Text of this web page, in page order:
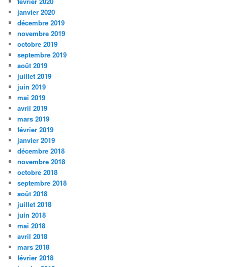
janvier 2020
décembre 2019
novembre 2019
octobre 2019
septembre 2019
août 2019
juillet 2019
juin 2019
mai 2019
avril 2019
mars 2019
février 2019
janvier 2019
décembre 2018
novembre 2018
octobre 2018
septembre 2018
août 2018
juillet 2018
juin 2018
mai 2018
avril 2018
mars 2018
février 2018